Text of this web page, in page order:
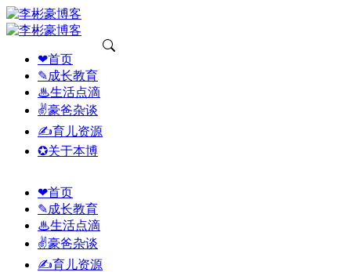
❤首页
✎成长教育
♨生活点滴
✌豪爸杂谈
✍育儿资源
✪关于本博
❤首页
✎成长教育
♨生活点滴
✌豪爸杂谈
✍育儿资源